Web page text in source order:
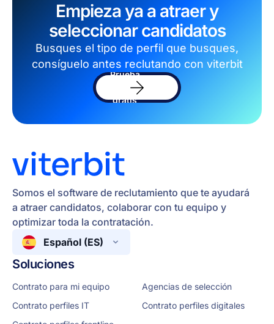
Empieza ya a atraer y
seleccionar candidatos
Busques el tipo de perfil que busques,
consíguelo antes reclutando con viterbit
Prueba
sofware
gratis
Somos el software de reclutamiento que te ayudará
a atraer candidatos, colaborar con tu equipo y
optimizar toda la contratación.
Español (ES)
Soluciones
Contrato para mi equipo
Agencias de selección
Contrato perfiles IT
Contrato perfiles digitales